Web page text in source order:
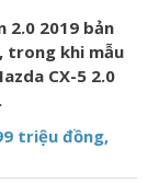
2.0 2019 bản
trong khi mẫu
CX-5 2.0
triệu đồng,